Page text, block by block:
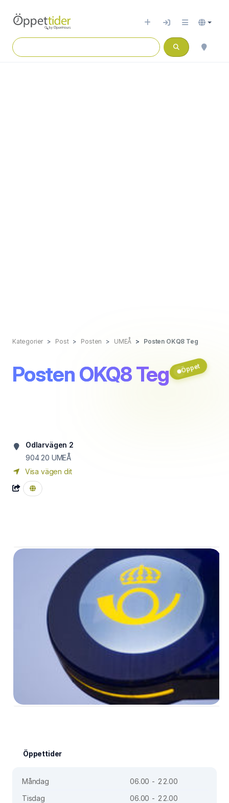
Kategorier Post Posten UMEÅ Posten OKQ8 Teg
Posten OKQ8 Teg Öppet
Odlarvägen 2
904 20 UMEÅ
Visa vägen dit
Öppettider
Måndag
06.00 - 22.00
Tisdag
06.00 - 22.00